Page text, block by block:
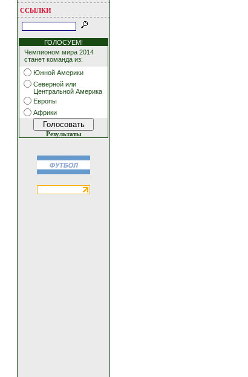
ССЫЛКИ
ГОЛОСУЕМ!
Чемпионом мира 2014
станет команда из:
Южной Америки
Северной или
Центральной Америка
Европы
Африки
Результаты